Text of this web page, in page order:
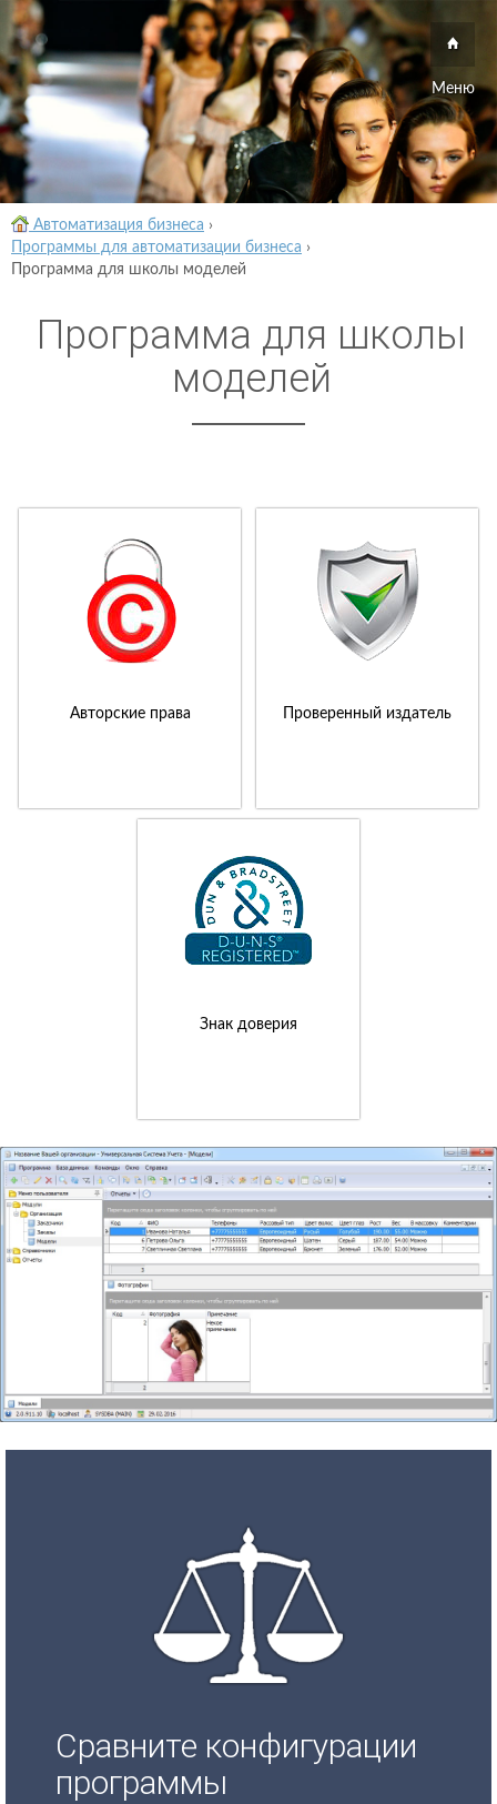
Меню
Автоматизация бизнеса ›
Программы для автоматизации бизнеса ›
Программа для школы моделей
Программа для школы
моделей
Авторские права Проверенный издатель
Знак доверия
Сравните конфигурации
программы